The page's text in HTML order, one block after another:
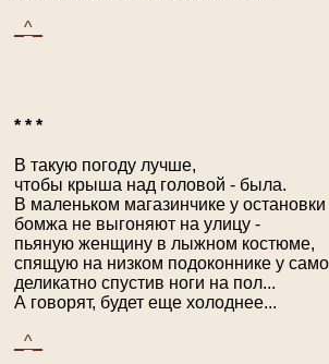
_^_
* * *
В такую погоду лучше,
чтобы крыша над головой - была.
В маленьком магазинчике у остановки
бомжа не выгоняют на улицу -
пьяную женщину в лыжном костюме,
спящую на низком подоконнике у
деликатно спустив ноги на пол...
А говорят, будет еще холоднее...
_^_